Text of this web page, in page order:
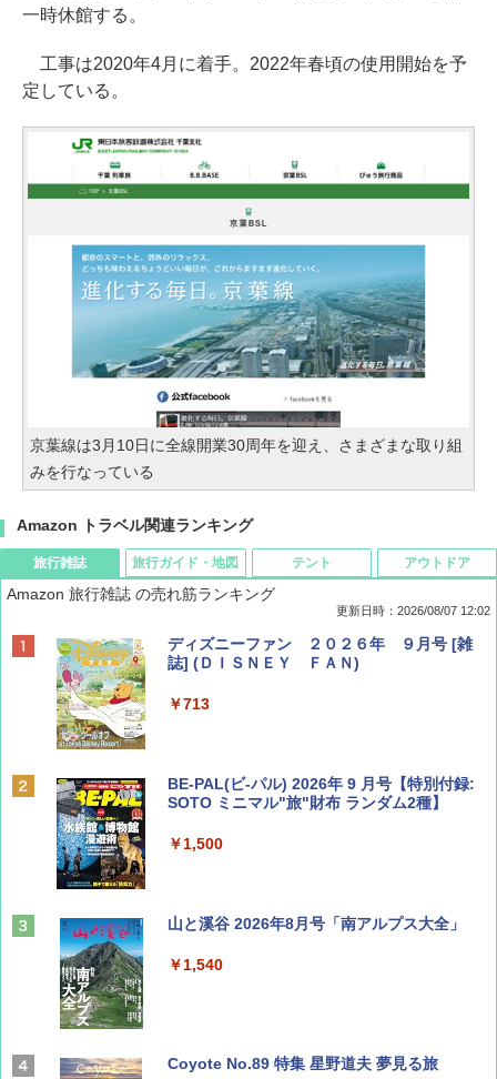
一時休館する。
工事は2020年4月に着手。2022年春頃の使用開始を予
定している。
京葉線は3月10日に全線開業30周年を迎え、さまざまな取り組
みを行なっている
Amazon トラベル関連ランキング
旅行雑誌
Amazon 旅行雑誌 の売れ筋ランキング
更新日時：2026/08/07 12:02
ディズニーファン ２０２６年 ９月号 [雑
誌] (ＤＩＳＮＥＹ ＦＡＮ)
￥713
BE-PAL(ビ-パル) 2026年 9 月号【特別付録:
SOTO ミニマル"旅"財布 ランダム2種】
￥1,500
山と溪谷 2026年8月号「南アルプス大全」
￥1,540
Coyote No.89 特集 星野道夫 夢見る旅
旅行ガイド・地図 テント アウトドア